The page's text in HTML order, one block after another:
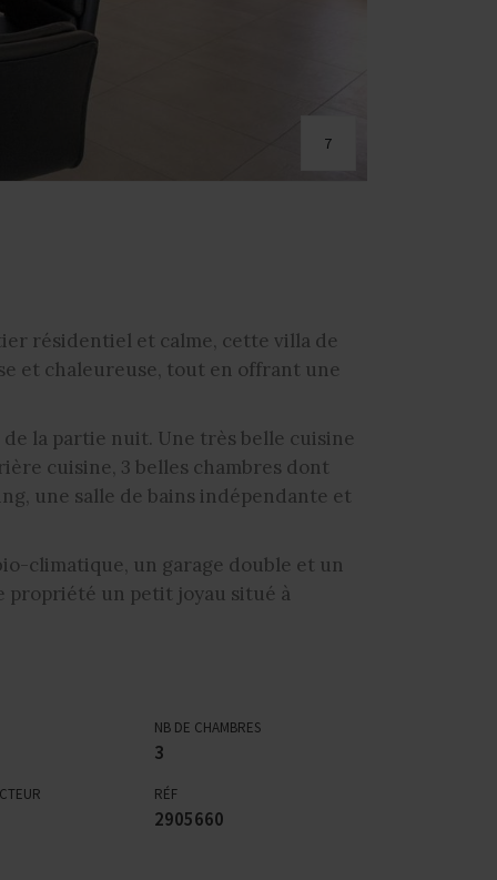
7
résidentiel et calme, cette villa de
et chaleureuse, tout en offrant une
la partie nuit. Une très belle cuisine
cuisine, 3 belles chambres dont
une salle de bains indépendante et
climatique, un garage double et un
un petit joyau situé à
NB DE CHAMBRES
3
RÉF
2905660